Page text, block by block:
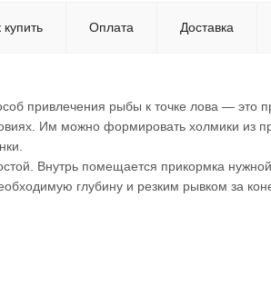
купить Оплата Доставка
привлечения рыбы к точке лова — это
Им можно формировать холмики из
Внутрь помещается прикормка
глубину и резким рывком за